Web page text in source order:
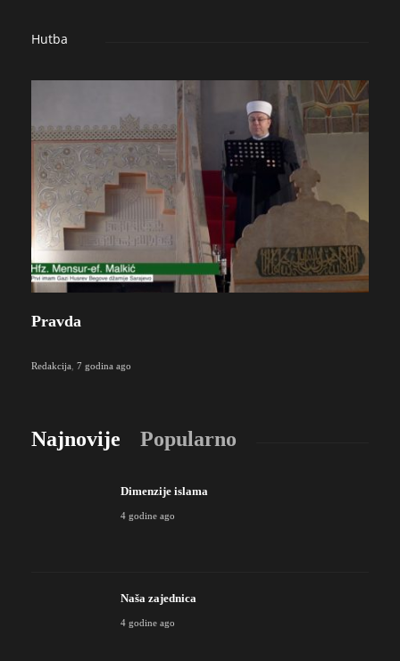
Hutba
Pravda
Redakcija 7 godina ago
Najnovije Popularno
Dimenzije islama
4 godine ago
Naša zajednica
4 godine ago